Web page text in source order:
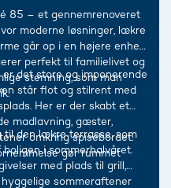
85 – et gennemrenoveret
moderne løsninger, lækre
går op i en højere enhed.
perfekt til familielivet og
stemning, som man
det store og imponerende
står flot og stilrent med
Her er der skabt et
madlavning, gæster,
omkring spisebordet.
gør rummet
til den lækre terrasse, som
i sommerhalvåret.
med plads til grill,
hyggelige sommeraftener